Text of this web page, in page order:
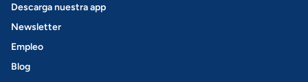
Descarga nuestra app
Newsletter
Empleo
Blog